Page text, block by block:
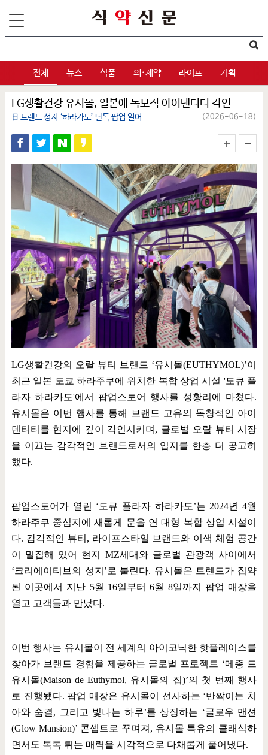
전체 뉴스 식품 의·제약 라이프 기획
LG생활건강 유시몰, 일본에 독보적 아이덴티티 각인
日 트렌드 성지 ‘하라카도’ 단독 팝업 열어 (2026-06-18)
LG생활건강의 오랄 뷰티 브랜드 ‘유시몰(EUTHYMOL)’이
최근 일본 도쿄 하라주쿠에 위치한 복합 상업 시설 '도큐 플
라자 하라카도'에서 팝업스토어 행사를 성황리에 마쳤다.
유시몰은 이번 행사를 통해 브랜드 고유의 독창적인 아이
덴티티를 현지에 깊이 각인시키며 , 글로벌 오랄 뷰티 시장
을 이끄는 감각적인 브랜드로서의 입지를 한층 더 공고히
했다.
팝업스토어가 열린 ‘도큐 플라자 하라카도’는 2024년4월
하라주쿠 중심지에 새롭게 문을 연 대형 복합 상업 시설이
다. 감각적인 뷰티 , 라이프스타일 브랜드와 이색 체험 공간
이 밀집해 있어 현지 MZ세대와 글로벌 관광객 사이에서
‘크리에이티브의 성지 ’로 불린다. 유시몰은 트렌드가 집약
된 이곳에서 지난 5월 16일부터6월 8일까지 팝업 매장을
열고 고객들과 만났다.
이번 행사는 유시몰이 전 세계의 아이코닉한 핫플레이스를
찾아가 브랜드 경험을 제공하는 글로벌 프로젝트 ‘메종 드
유시몰(Maison de Euthymol, 유시몰의 집)’의 첫 번째 행사
로 진행됐다. 팝업 매장은 유시몰이 선사하는 ‘반짝이는 치
아와 숨결, 그리고 빛나는 하루’를 상징하는 ‘글로우 맨션
(Glow Mansion)’ 콘셉트로 꾸며져 , 유시몰 특유의 클래식하
면서도 톡톡 튀는 매력을 시각적으로 다채롭게 풀어냈다.